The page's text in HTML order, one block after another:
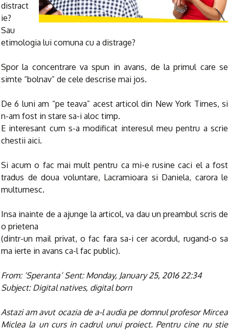
distract
ie?
Sau
etimologia lui comuna cu a distrage?
Spor la concentrare va spun in avans, de la primul care se
simte “bolnav” de cele descrise mai jos.
De 6 luni am “pe teava” acest articol din New York Times, si
n-am fost in stare sa-i aloc timp.
E interesant cum s-a modificat interesul meu pentru a scrie
chestii aici.
Si acum o fac mai mult pentru ca mi-e rusine caci el a fost
tradus de doua voluntare, Lacramioara si Daniela, carora le
multumesc.
Insa inainte de a ajunge la articol, va dau un preambul scris de
o prietena
(dintr-un mail privat, o fac fara sa-i cer acordul, rugand-o sa
ma ierte in avans ca-l fac public).
From: ‘Speranta’Sent: Monday, January 25, 2016 22:34
Subject: Digital natives, digital born
Astazi am avut ocazia de a-l audia pe domnul profesor Mircea
Miclea la un curs in cadrul unui proiect. Pentru cine nu stie